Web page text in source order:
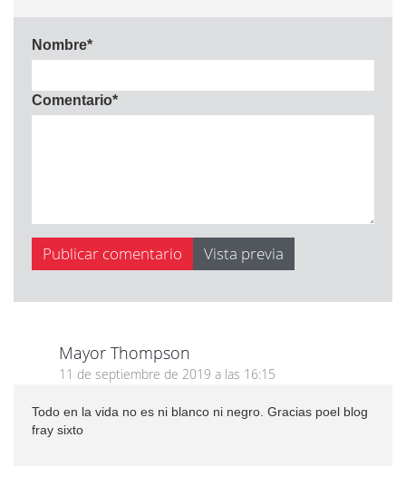
Nombre*
Comentario*
Mayor Thompson
11 de septiembre de 2019 a las 16:15
Todo en la vida no es ni blanco ni negro. Gracias poel blog
fray sixto